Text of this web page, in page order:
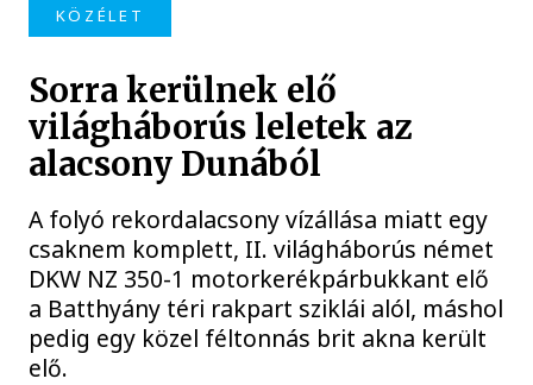
KÖZÉLET
Sorra kerülnek elő
világháborús leletek az
alacsony Dunából
A folyó rekordalacsony vízállása miatt egy
csaknem komplett, II. világháborús német
DKW NZ 350-1 motorkerékpárbukkant elő
a Batthyány téri rakpart sziklái alól, máshol
pedig egy közel féltonnás brit akna került
elő.